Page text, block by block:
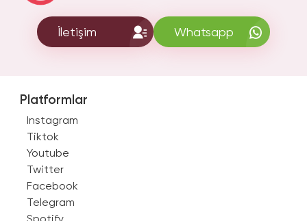
İletişim Whatsapp
Platformlar
Instagram
Tiktok
Youtube
Twitter
Facebook
Telegram